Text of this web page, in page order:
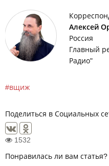
Алексей
Россия
Главный
Радио"
вщиж
Поделиться в Социальных
1532
Понравилась ли вам статья?